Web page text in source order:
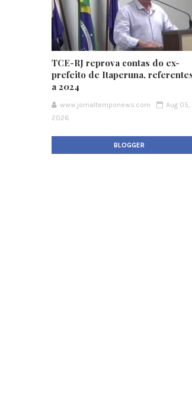
TCE-RJ reprova contas do ex-
prefeito de Itaperuna,
a 2024
www.jornaltemponews.com
Aug 05,
2026
BLOGGER